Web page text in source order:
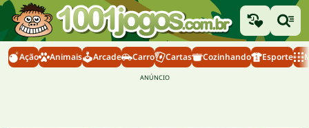
Ação Animais Arcade Carro Cartas Cozinhando Esporte